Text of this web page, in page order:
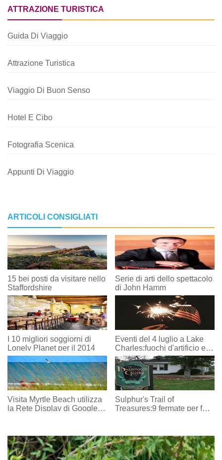
ATTRAZIONE TURISTICA
Guida Di Viaggio
Attrazione Turistica
Viaggio Di Buon Senso
Hotel E Cibo
Fotografia Scenica
Appunti Di Viaggio
ARTICOLI CONSIGLIATI
15 bei posti da visitare nello
Staffordshire
Serie di arti dello spettacolo
di John Hamm
I 10 migliori soggiorni di
Lonely Planet per il 2014
Eventi del 4 luglio a Lake
Charles:fuochi d'artificio e
altro!
Visita Myrtle Beach utilizza
la Rete Display di Google
Sulphur's Trail of
Treasures:9 fermate per fare